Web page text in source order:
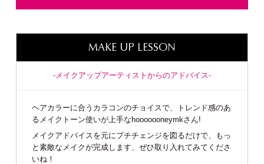
MAKE UP LESSON
-メイクアップアーティストからのアドバイス-
ヘアカラーに合うカラコンのチョイスで、トレンド感のあ
るメイクトーン使いが上手なhooooooneymkさん!
メイクアドバイスを元にプチチェンジを図るだけで、もっ
と素敵なメイクが完成します、ぜひ取り入れてみてくださ
いね！